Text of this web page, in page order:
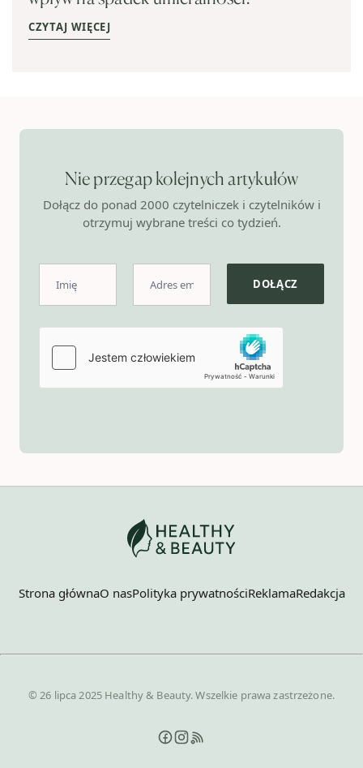
CZYTAJ WIĘCEJ
Nie przegap kolejnych artykułów
Dołącz do ponad 2000 czytelniczek i czytelników i
otrzymuj wybrane treści co tydzień.
Strona głównaO nasPolityka prywatnościReklamaRedakcja
© 26 lipca 2025 Healthy & Beauty. Wszelkie prawa zastrzeżone.